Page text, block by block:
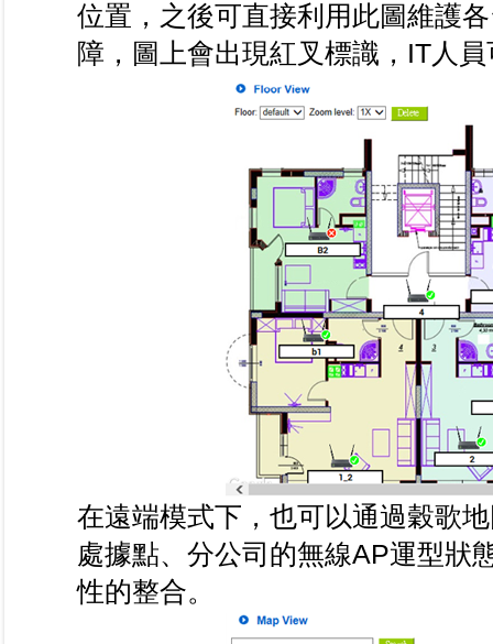
位置，之後可直接利用此圖維護
障，圖上會出現紅叉標識，IT人
在遠端模式下，也可以通過穀歌
處據點、分公司的無線AP運型狀
性的整合。